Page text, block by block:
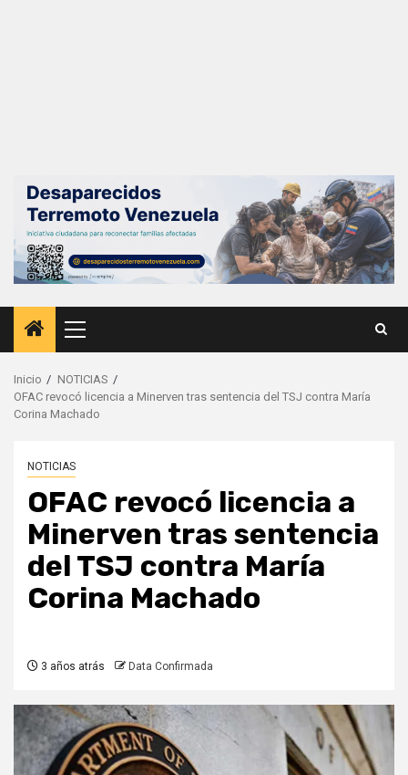
Menú
principal
Inicio
NOTICIAS
OFAC revocó licencia a Minerven tras sentencia del TSJ contra María
Corina Machado
NOTICIAS
OFAC revocó licencia a
Minerven tras sentencia
del TSJ contra María
Corina Machado
3 años atrás Data Confirmada